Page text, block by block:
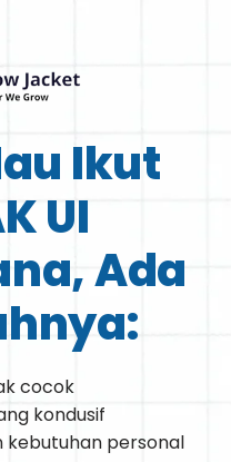
Ikut
UI
Ada
cocok
kondusif
kebutuhan personal